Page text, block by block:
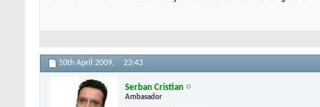
10th April 2009, 23:43
Serban Cristian
Ambasador